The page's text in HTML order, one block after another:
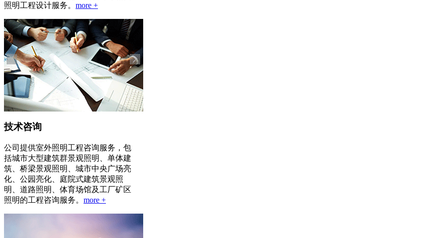
照明工程设计服务。 more +
技术咨询
公司提供室外照明工程咨询服务，包
括城市大型建筑群景观照明、单体建
筑、桥梁景观照明、城市中央广场亮
化、公园亮化、庭院式建筑景观照
明、道路照明、体育场馆及工厂矿区
照明的工程咨询服务。 more +